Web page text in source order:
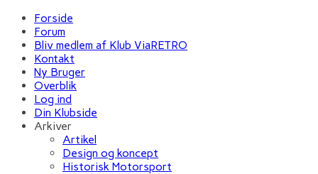
Forside
Forum
Bliv medlem af Klub ViaRETRO
Kontakt
Ny Bruger
Overblik
Log ind
Din Klubside
Arkiver
Artikel
Design og koncept
Historisk Motorsport